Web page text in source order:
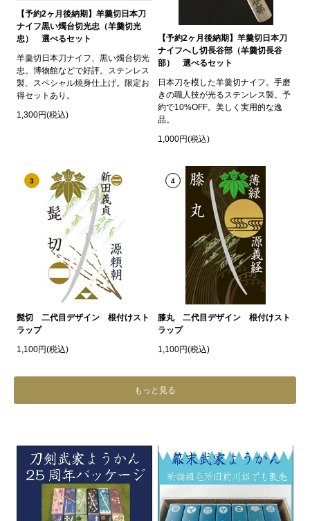
【予約2ヶ月後納期】羊羹切日本刀
ナイフ黒い燭台切光忠（羊羹切光
忠） 選べるセット
羊羹切日本刀ナイフ、黒い燭台切光
忠。博物館などで好評。ステンレス
製、スペシャル焼身仕上げ。限定お
得セットあり。
1,300円(税込)
【予約2ヶ月後納期】羊羹切日本刀
ナイフへし切長谷部（羊羹切長谷
部） 選べるセット
日本刀を模した羊羹切ナイフ。手磨
きの職人技が光るステンレス製。予
約で10%OFF。美しく実用的な逸
品。
1,000円(税込)
3
髭切 二代目デザイン 根付けスト
ラップ
1,100円(税込)
4
膝丸 二代目デザイン 根付けスト
ラップ
1,100円(税込)
もっと見る